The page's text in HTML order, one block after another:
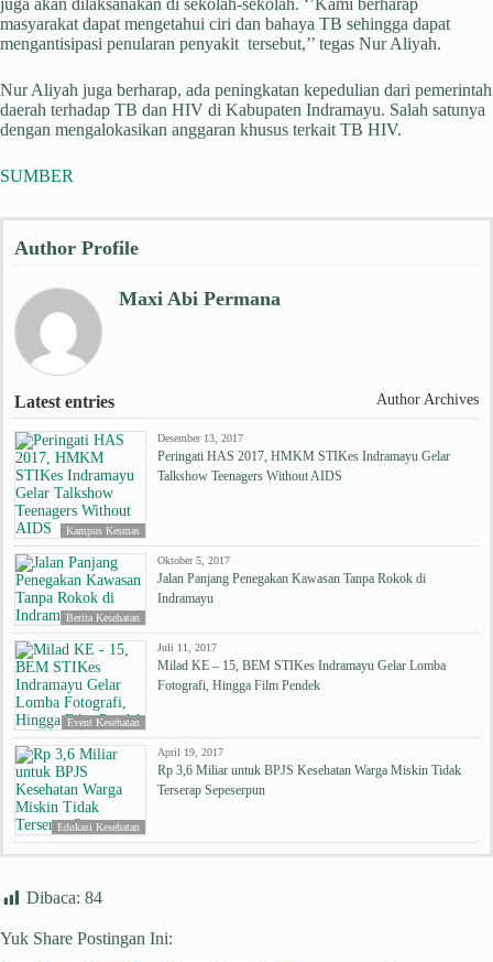
juga akan dilaksanakan di sekolah-sekolah. ‘’Kami berharap
masyarakat dapat mengetahui ciri dan bahaya TB sehingga dapat
mengantisipasi penularan penyakit tersebut,’’ tegas Nur Aliyah.
Nur Aliyah juga berharap, ada peningkatan kepedulian dari pemerintah
daerah terhadap TB dan HIV di Kabupaten Indramayu. Salah satunya
dengan mengalokasikan anggaran khusus terkait TB HIV.
SUMBER
Author Profile
Maxi Abi Permana
Latest entries Author Archives
Kampus Kesmas
Desember 13, 2017
Peringati HAS 2017, HMKM STIKes Indramayu Gelar
Talkshow Teenagers Without AIDS
Berita Kesehatan
Oktober 5, 2017
Jalan Panjang Penegakan Kawasan Tanpa Rokok di
Indramayu
Event Kesehatan
Juli 11, 2017
Milad KE – 15, BEM STIKes Indramayu Gelar Lomba
Fotografi, Hingga Film Pendek
Edukasi Kesehatan
April 19, 2017
Rp 3,6 Miliar untuk BPJS Kesehatan Warga Miskin Tidak
Terserap Sepeserpun
Dibaca: 84
Yuk Share Postingan Ini: